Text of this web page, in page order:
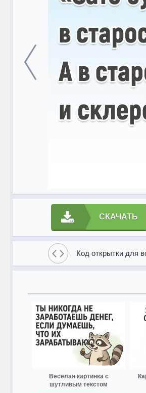
СКАЧАТЬ
Код открытки для
Весёлая картинка с
шутливым текстом